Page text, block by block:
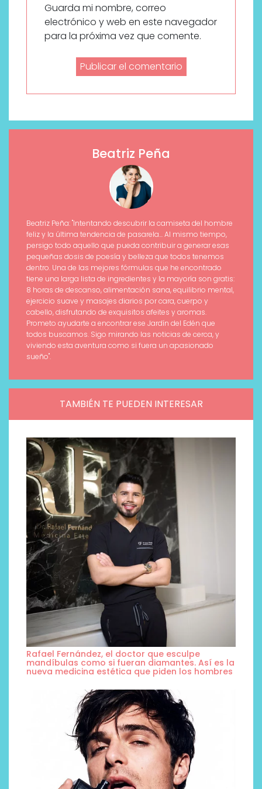
Guarda mi nombre, correo
electrónico y web en este navegador
para la próxima vez que comente.
Beatriz Peña
Beatriz Peña: "Intentando descubrir la camiseta del hombre
feliz y la última tendencia de pasarela... Al mismo tiempo,
persigo todo aquello que pueda contribuir a generar esas
pequeñas dosis de poesía y belleza que todos tenemos
dentro. Una de las mejores fórmulas que he encontrado
tiene una larga lista de ingredientes y la mayoría son gratis:
8 horas de descanso, alimentación sana, equilibrio mental,
ejercicio suave y masajes diarios por cara, cuerpo y
cabello, disfrutando de exquisitos afeites y aromas.
Prometo ayudarte a encontrar ese Jardín del Edén que
todos buscamos. Sigo mirando las noticias de cerca, y
viviendo esta aventura como si fuera un apasionado
sueño".
TAMBIÉN TE PUEDEN INTERESAR
Rafael Fernández, el doctor que esculpe
mandíbulas como si fueran diamantes. Así es la
nueva medicina estética que piden los hombres